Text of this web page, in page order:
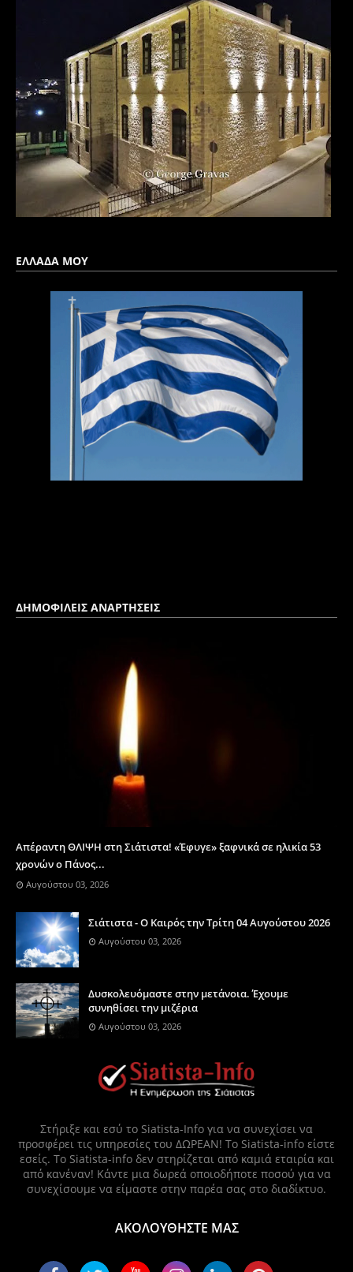
ΕΛΛΑΔΑ ΜΟΥ
ΔΗΜΟΦΙΛΕΙΣ ΑΝΑΡΤΗΣΕΙΣ
Απέραντη ΘΛΙΨΗ στη Σιάτιστα! «Έφυγε» ξαφνικά σε ηλικία 53
χρονών ο Πάνος...
Αυγούστου 03, 2026
Σιάτιστα - Ο Καιρός την Τρίτη 04 Αυγούστου 2026
Αυγούστου 03, 2026
Δυσκολευόμαστε στην μετάνοια. Έχουμε
συνηθίσει την μιζέρια
Αυγούστου 03, 2026
Στήριξε και εσύ το Siatista-Info για να συνεχίσει να
προσφέρει τις υπηρεσίες του ΔΩΡΕΑΝ! Το Siatista-info είστε
εσείς. Το Siatista-info δεν στηρίζεται από καμιά εταιρία και
από κανέναν! Κάντε μια δωρεά οποιοδήποτε ποσού για να
συνεχίσουμε να είμαστε στην παρέα σας στο διαδίκτυο.
ΑΚΟΛΟΥΘΗΣΤΕ ΜΑΣ